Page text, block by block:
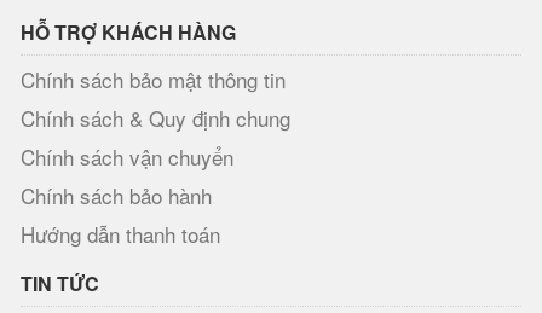
HỖ TRỢ KHÁCH HÀNG
Chính sách bảo mật thông tin
Chính sách & Quy định chung
Chính sách vận chuyển
Chính sách bảo hành
Hướng dẫn thanh toán
TIN TỨC